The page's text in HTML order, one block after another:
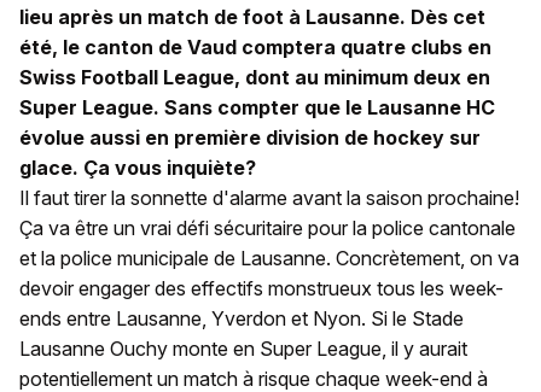
lieu après un match de foot à Lausanne. Dès cet
été, le canton de Vaud comptera quatre clubs en
Swiss Football League, dont au minimum deux en
Super League. Sans compter que le Lausanne HC
évolue aussi en première division de hockey sur
glace. Ça vous inquiète?
Il faut tirer la sonnette d'alarme avant la saison prochaine!
Ça va être un vrai défi sécuritaire pour la police cantonale
et la police municipale de Lausanne. Concrètement, on va
devoir engager des effectifs monstrueux tous les week-
ends entre Lausanne, Yverdon et Nyon. Si le Stade
Lausanne Ouchy monte en Super League, il y aurait
potentiellement un match à risque chaque week-end à